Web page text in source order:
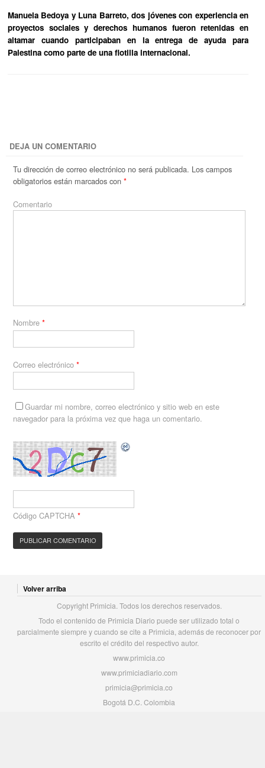
Manuela Bedoya y Luna Barreto, dos jóvenes con experiencia en
proyectos sociales y derechos humanos fueron retenidas en
altamar cuando participaban en la entrega de ayuda para
Palestina como parte de una flotilla internacional.
DEJA UN COMENTARIO
Tu dirección de correo electrónico no será publicada. Los campos
obligatorios están marcados con*
Comentario
Nombre*
Correo electrónico*
Guardar mi nombre, correo electrónico y sitio web en este
navegador para la próxima vez que haga un comentario.
Código CAPTCHA *
Volver arriba
Copyright Primicia. Todos los derechos reservados.
Todo el contenido de Primicia Diario puede ser utilizado total o
parcialmente siempre y cuando se cite a Primicia, además de reconocer por
escrito el crédito del respectivo autor.
www.primicia.co
www.primiciadiario.com
primicia@primicia.co
Bogotá D.C. Colombia